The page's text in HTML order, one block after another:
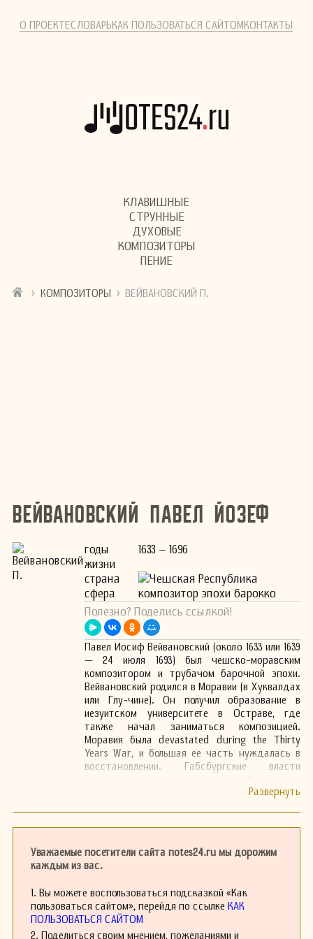
О ПРОЕКТЕСЛОВАРЬКАК ПОЛЬЗОВАТЬСЯ САЙТОМКОНТАКТЫ
КЛАВИШНЫЕ
СТРУННЫЕ
ДУХОВЫЕ
КОМПОЗИТОРЫ
ПЕНИЕ
› КОМПОЗИТОРЫ › ВЕЙВАНОВСКИЙ П.
Вейвановский Павел Йозеф
годы
жизни
1633 – 1696
страна
Чешская Республика
сфера
композитор эпохи барокко
Полезно? Поделись ссылкой!
Павел Иосиф Вейвановский (около 1633 или 1639
— 24 июля 1693) был чешско-моравским
композитором и трубачом барочной эпохи.
Вейвановский родился в Моравии (в Хуквалдах
или Глу-чине). Он получил образование в
иезуитском университете в Остраве, где
также начал заниматься композицией.
Моравия была devastated during the Thirty
Years War, и большая её часть нуждалась в
восстановлении. Габсбургские власти
Карла Лихтенштейн-Кастелькорно в качестве
грандиозного дворца в итальянском стиле
Ренессанса с красивыми садами в окрестном
городе Кромержиж и приглашение большого
музыки в его дворе и церквях.
В 1650-х годах управление и дирижирование
Уважаемые посетители сайта notes24.ru мы дорожим
каждым из вас.
1. Вы можете воспользоваться подсказкой «Как
пользоваться сайтом», перейдя по ссылке КАК
ПОЛЬЗОВАТЬСЯ САЙТОМ
2. Поделиться своим мнением, пожеланиями и